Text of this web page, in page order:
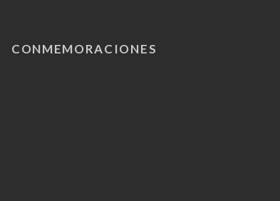
CONMEMORACIONES